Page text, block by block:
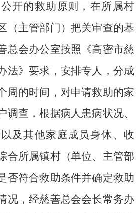
开的救助原则，在所属村
（主管部门）把关审查的基
总会办公室按照《高密市慈
法》要求，安排专人，分成
周的时间，对申请救助的家
调查，根据病人患病状况、
及其他家庭成员身体、收
合所属镇村（单位、主管部
否符合救助条件并确定救助
况，经慈善总会会长常务办